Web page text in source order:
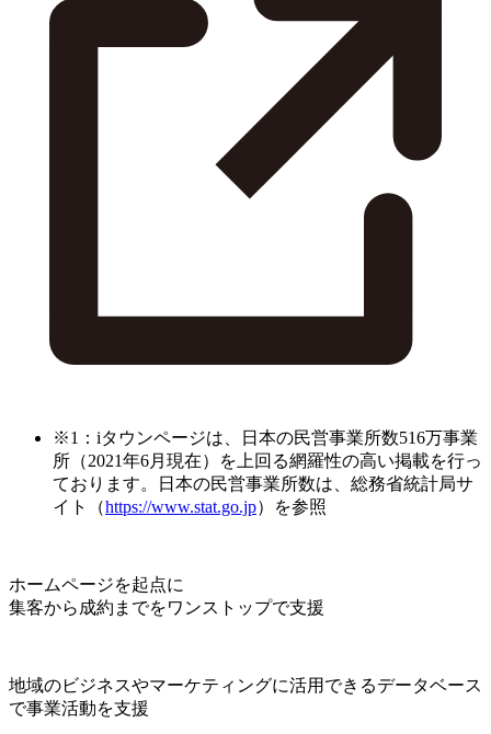
※1：iタウンページは、日本の民営事業所数516万事業
所（2021年6月現在）を上回る網羅性の高い掲載を行っ
ております。日本の民営事業所数は、総務省統計局サ
イト（https://www.stat.go.jp）を参照
ホームページを起点に
集客から成約までをワンストップで支援
地域のビジネスやマーケティングに活用できるデータベース
で事業活動を支援